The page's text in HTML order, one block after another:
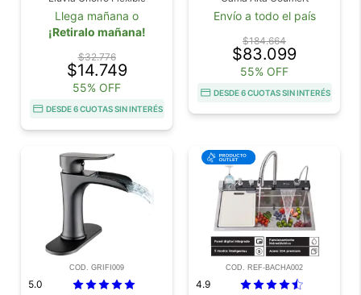
Llega mañana o
¡Retiralo mañana!
$32.776
$14.749
55% OFF
DESDE 6 CUOTAS SIN INTERÉS
Envío a todo el país
$184.664
$83.099
55% OFF
DESDE 6 CUOTAS SIN INTERÉS
COD. GRIFI009
5.0
COD. REF-BACHA002
4.9